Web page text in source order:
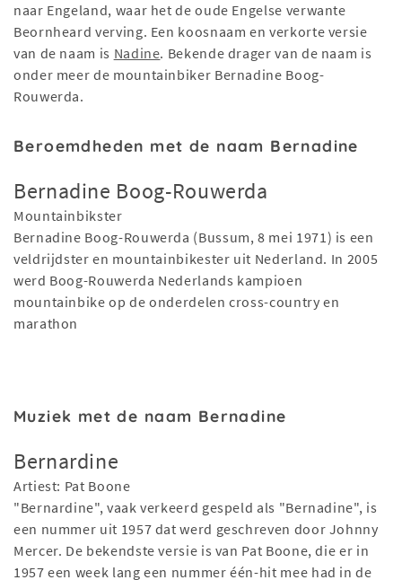
naar Engeland, waar het de oude Engelse verwante
Beornheard verving. Een koosnaam en verkorte versie
van de naam is Nadine. Bekende drager van de naam is
onder meer de mountainbiker Bernadine Boog-
Rouwerda.
Beroemdheden met de naam Bernadine
Bernadine Boog-Rouwerda
Mountainbikster
Bernadine Boog-Rouwerda (Bussum, 8 mei 1971) is een
veldrijdster en mountainbikester uit Nederland. In 2005
werd Boog-Rouwerda Nederlands kampioen
mountainbike op de onderdelen cross-country en
marathon
Muziek met de naam Bernadine
Bernardine
Artiest: Pat Boone
"Bernardine", vaak verkeerd gespeld als "Bernadine", is
een nummer uit 1957 dat werd geschreven door Johnny
Mercer. De bekendste versie is van Pat Boone, die er in
1957 een week lang een nummer één-hit mee had in de